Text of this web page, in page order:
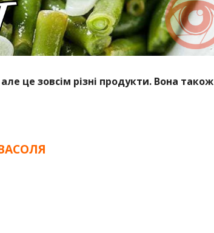
це зовсім різні продукти. Вона також